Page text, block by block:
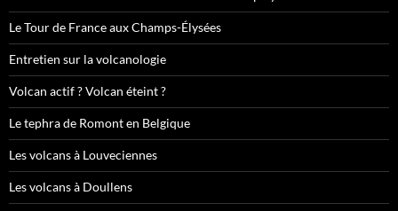
Le Tour de France aux Champs-Élysées
Entretien sur la volcanologie
Volcan actif ? Volcan éteint ?
Le tephra de Romont en Belgique
Les volcans à Louveciennes
Les volcans à Doullens